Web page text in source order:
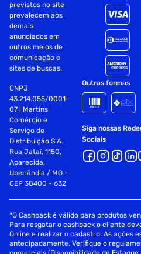
previstos no site
prevalecem aos
demais
anunciados em
outros meios de
comunicação e
sites de buscas.
CNPJ
43.214.055/0001-
07 | Martins
Comércio e
Serviço de
Distribuição S.A.
Rua Jataí, 1150,
Aparecida,
Uberlândia / MG -
CEP 38400 - 632
Outras formas
Siga nossas
Sociais
*O Cashback é válido para produtos
Para resgatar o cashback o cliente
Online e realizar o cadastro. As ações
antecipadamente. Verifique o